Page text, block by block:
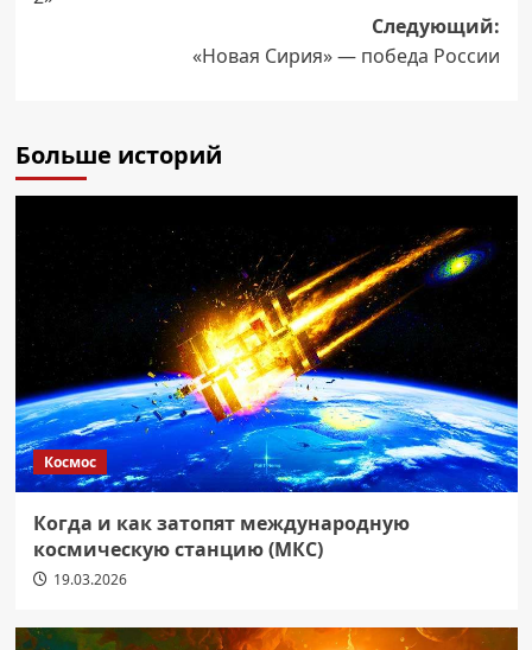
Следующий:
«Новая Сирия» — победа России
Больше историй
Космос
Когда и как затопят международную
космическую станцию (МКС)
19.03.2026